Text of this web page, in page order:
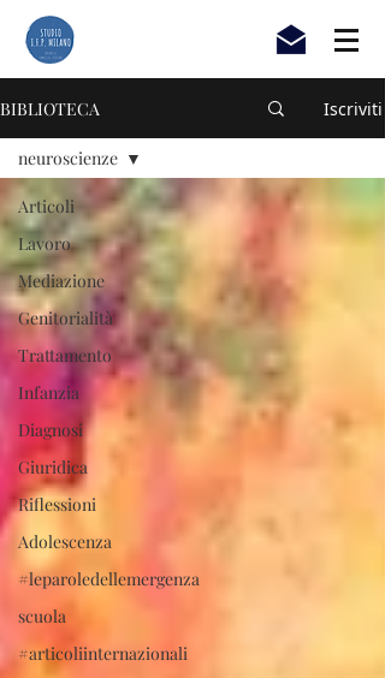
BIBLIOTECA Iscriviti
Articoli
Lavoro
Mediazione
Genitorialità
Trattamento
Infanzia
Diagnosi
Giuridica
Riflessioni
Adolescenza
#leparoledellemergenza
scuola
#articoliinternazionali
neuroscienze